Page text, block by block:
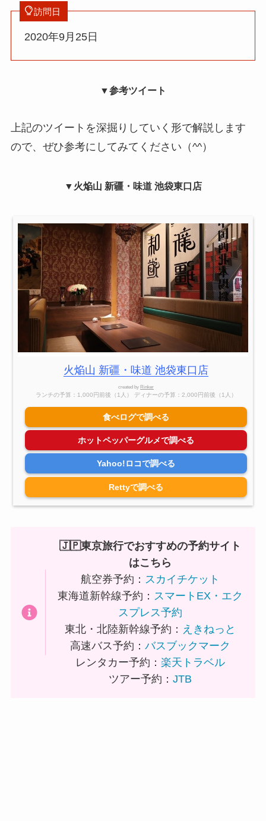
訪問日
2020年9月25日
▼参考ツイート
上記のツイートを深掘りしていく形で解説します
ので、ぜひ参考にしてみてください（^^）
▼ 火焔山 新疆・味道 池袋東口店
火焔山 新疆・味道 池袋東口店
created by Rinker
ランチの予算：1,000円前後（1人） ディナーの予算：2,000円前後（1人）
食べログで調べる
ホットペッパーグルメで調べる
Yahoo!ロコで調べる
Rettyで調べる
🇯🇵東京旅行でおすすめの予約サイト
はこちら
航空券予約： スカイチケット
東海道新幹線予約： スマートEX・エク
スプレス予約
東北・北陸新幹線予約： えきねっと
高速バス予約：バスブックマーク
レンタカー予約：楽天トラベル
ツアー予約：JTB